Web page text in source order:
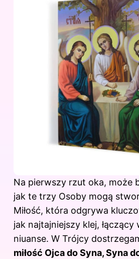
Na pierwszy rzut oka, może
jak te trzy Osoby mogą
Miłość, która odgrywa
jak najtajniejszy klej, łączący
niuanse. W Trójcy
miłość Ojca do Syna, Syna